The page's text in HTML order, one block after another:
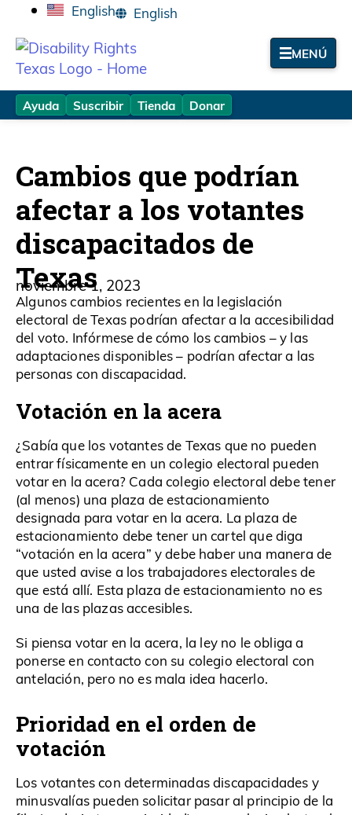
English
MENÚ
Ayuda Suscribir Tienda Donar
Cambios que podrían
afectar a los votantes
discapacitados de
Texas
noviembre 1, 2023
Algunos cambios recientes en la legislación
electoral de Texas podrían afectar a la accesibilidad
del voto. Infórmese de cómo los cambios – y las
adaptaciones disponibles – podrían afectar a las
personas con discapacidad.
Votación en la acera
¿Sabía que los votantes de Texas que no pueden
entrar físicamente en un colegio electoral pueden
votar en la acera? Cada colegio electoral debe tener
(al menos) una plaza de estacionamiento
designada para votar en la acera. La plaza de
estacionamiento debe tener un cartel que diga
“votación en la acera” y debe haber una manera de
que usted avise a los trabajadores electorales de
que está allí. Esta plaza de estacionamiento no es
una de las plazas accesibles.
Si piensa votar en la acera, la ley no le obliga a
ponerse en contacto con su colegio electoral con
antelación, pero no es mala idea hacerlo.
Prioridad en el orden de
votación
Los votantes con determinadas discapacidades y
minusvalías pueden solicitar pasar al principio de la